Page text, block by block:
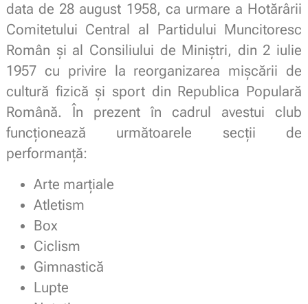
data de 28 august 1958, ca urmare a Hotărârii
Comitetului Central al Partidului Muncitoresc
Român și al Consiliului de Miniștri, din 2 iulie
1957 cu privire la reorganizarea mișcării de
cultură fizică și sport din Republica Populară
Română. În prezent în cadrul avestui club
funcționează următoarele secții de
performanță:
Arte marțiale
Atletism
Box
Ciclism
Gimnastică
Lupte